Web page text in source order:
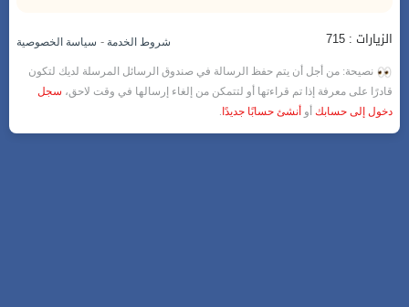
الزيارات : 715 شروط الخدمة - سياسة الخصوصية
نصيحة: من أجل أن يتم حفظ الرسالة في صندوق الرسائل المرسلة لديك لتكون
قادرًا على معرفة إذا تم قراءتها أو لتتمكن من إلغاء إرسالها في وقت لاحق، سجل
دخول إلى حسابك أو أنشئ حسابًا جديدًا .